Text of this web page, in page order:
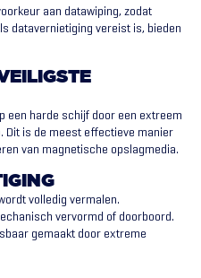
aan datawiping, zodat
datavernietiging vereist is, bieden
een harde schijf door een extreem
Dit is de meest effectieve manier
van magnetische opslagmedia.
volledig vermalen.
vervormd of doorboord.
gemaakt door extreme